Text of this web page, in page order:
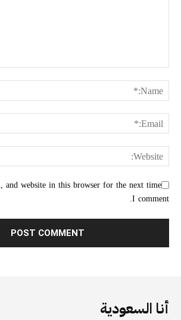
and website in this browser for the next time
I comment.
أنا السعودية